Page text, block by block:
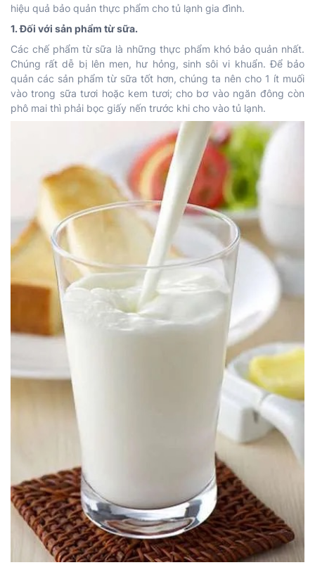
hiệu quả bảo quản thực phẩm cho tủ lạnh gia đình.
1. Đối với sản phẩm từ sữa.
Các chế phẩm từ sữa là những thực phẩm khó bảo quản nhất.
Chúng rất dễ bị lên men, hư hỏng, sinh sôi vi khuẩn. Để bảo
quản các sản phẩm từ sữa tốt hơn, chúng ta nên cho 1 ít muối
vào trong sữa tươi hoặc kem tươi; cho bơ vào ngăn đông còn
phô mai thì phải bọc giấy nến trước khi cho vào tủ lạnh.